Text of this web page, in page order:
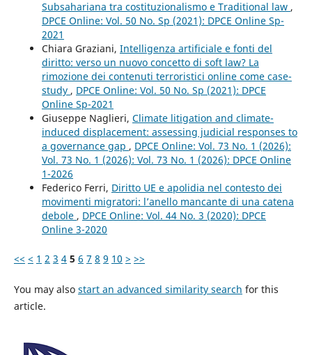
Subsahariana tra costituzionalismo e Traditional law ,
DPCE Online: Vol. 50 No. Sp (2021): DPCE Online Sp-
2021
Chiara Graziani, Intelligenza artificiale e fonti del
diritto: verso un nuovo concetto di soft law? La
rimozione dei contenuti terroristici online come case-
study , DPCE Online: Vol. 50 No. Sp (2021): DPCE
Online Sp-2021
Giuseppe Naglieri, Climate litigation and climate-
induced displacement: assessing judicial responses to
a governance gap , DPCE Online: Vol. 73 No. 1 (2026):
Vol. 73 No. 1 (2026): Vol. 73 No. 1 (2026): DPCE Online
1-2026
Federico Ferri, Diritto UE e apolidia nel contesto dei
movimenti migratori: l’anello mancante di una catena
debole , DPCE Online: Vol. 44 No. 3 (2020): DPCE
Online 3-2020
<< < 1 2 3 4 5 6 7 8 9 10 > >>
You may also start an advanced similarity search for this
article.